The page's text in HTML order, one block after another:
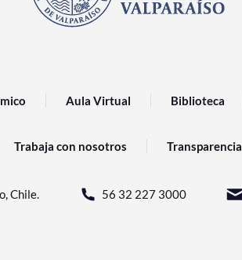
Aula Virtual Biblioteca
Trabaja con nosotros Transparencia
Chile. 56 32 227 3000